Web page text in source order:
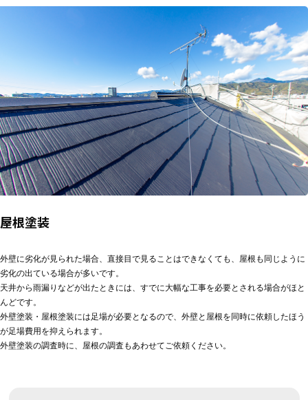
屋根塗装
外壁に劣化が見られた場合、直接目で見ることはできなくても、屋根も同じように
劣化の出ている場合が多いです。
天井から雨漏りなどが出たときには、すでに大幅な工事を必要とされる場合がほと
んどです。
外壁塗装・屋根塗装には足場が必要となるので、外壁と屋根を同時に依頼したほう
が足場費用を抑えられます。
外壁塗装の調査時に、屋根の調査もあわせてご依頼ください。